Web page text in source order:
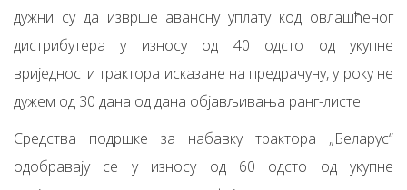
дужни су да изврше авансну уплату код овлашћеног
дистрибутера у износу од 40 одсто од укупне
вриједности трактора исказане на предрачуну, у року не
дужем од 30 дана од дана објављивања ранг-листе.
Средства подршке за набавку трактора „Беларус“
одобравају се у износу од 60 одсто од укупне